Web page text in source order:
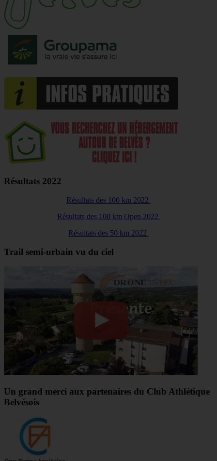
Résultats 2022
Résultats des 100 km 2022
Résultats des 100 km Open 2022
Résultats des 50 km 2022
Trail semi-urbain vu du ciel
Un grand merci aux partenaires du Club Athlétique
Belvésois